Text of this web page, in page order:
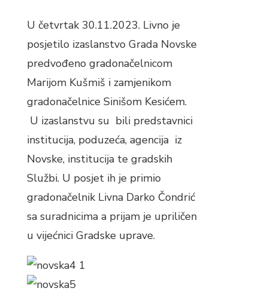
U četvrtak 30.11.2023. Livno je
posjetilo izaslanstvo Grada Novske
predvođeno gradonačelnicom
Marijom Kušmiš i zamjenikom
gradonačelnice Sinišom Kesićem.
U izaslanstvu su bili predstavnici
institucija, poduzeća, agencija iz
Novske, institucija te gradskih
Službi. U posjet ih je primio
gradonačelnik Livna Darko Čondrić
sa suradnicima a prijam je upriličen
u vijećnici Gradske uprave.